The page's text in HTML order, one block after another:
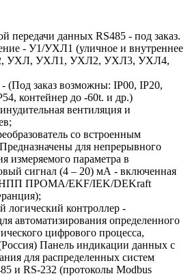
передачи данных RS485 - под заказ.
- У1/УХЛ1 (уличное и внутреннее
УХЛ, УХЛ1, УХЛ2, УХЛ3, УХЛ4,
(Под заказ возможны: IP00, IP20,
контейнер до -60t. и др.)
вентиляция и
со встроенным
для непрерывного
измеряемого параметра в
сигнал (4 – 20) мА - включенная
НПП ПРОМА/EKF/IEK/DEKraft
контроллер -
автоматизирования определенного
цифрового процесса,
Панель индикации данных с
для распределенных систем
и RS-232 (протоколы Modbus